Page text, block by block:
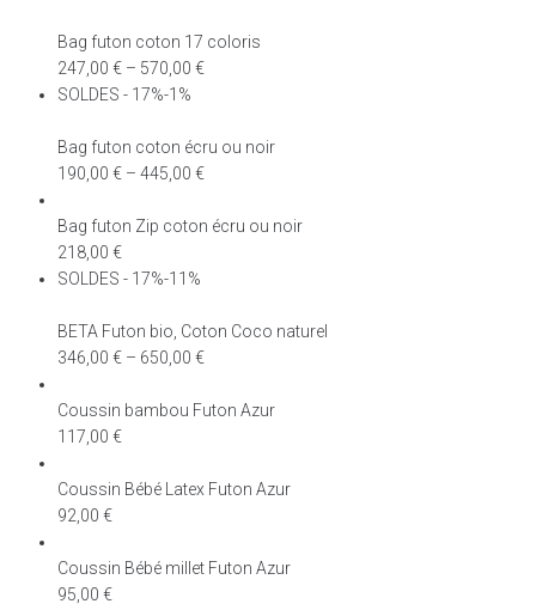
Bag futon coton 17 coloris
247,00 € – 570,00 €
SOLDES - 17%-1%
Bag futon coton écru ou noir
190,00 € – 445,00 €
Bag futon Zip coton écru ou noir
218,00 €
SOLDES - 17%-11%
BETA Futon bio, Coton Coco naturel
346,00 € – 650,00 €
Coussin bambou Futon Azur
117,00 €
Coussin Bébé Latex Futon Azur
92,00 €
Coussin Bébé millet Futon Azur
95,00 €